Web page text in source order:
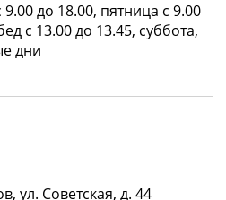
до 18.00, пятница с 9.00
с 13.00 до 13.45, суббота,
дни
ул. Советская, д. 44